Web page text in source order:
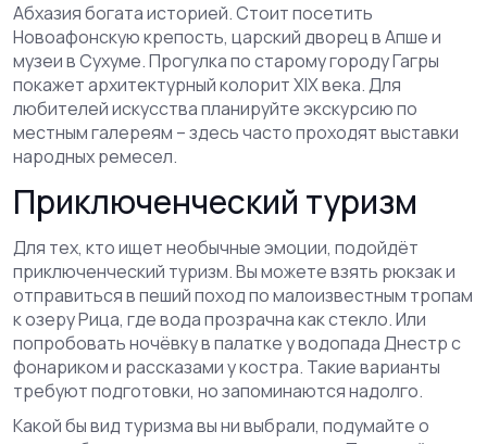
Абхазия богата историей. Стоит посетить
Новоафонскую крепость, царский дворец в Апше и
музеи в Сухуме. Прогулка по старому городу Гагры
покажет архитектурный колорит XIX века. Для
любителей искусства планируйте экскурсию по
местным галереям – здесь часто проходят выставки
народных ремесел.
Приключенческий туризм
Для тех, кто ищет необычные эмоции, подойдёт
приключенческий туризм. Вы можете взять рюкзак и
отправиться в пеший поход по малоизвестным тропам
к озеру Рица, где вода прозрачна как стекло. Или
попробовать ночёвку в палатке у водопада Днестр с
фонариком и рассказами у костра. Такие варианты
требуют подготовки, но запоминаются надолго.
Какой бы вид туризма вы ни выбрали, подумайте о